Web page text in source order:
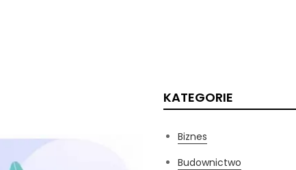
KATEGORIE
Biznes
Budownictwo